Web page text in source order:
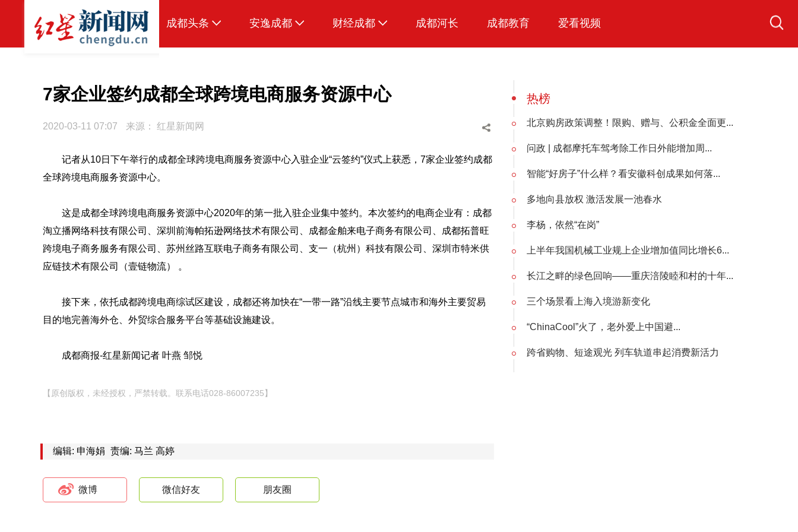
成都头条
本地
头条智造
传真机
公示
安逸成都
美食
财经成都 成都河长 成都教育 爱看视频
7家企业签约成都全球跨境电商服务资源中心
2020-03-11 07:07 来源： 红星新闻网
记者从10日下午举行的成都全球跨境电商服务资源中心入驻企业“云签约”仪式上获悉，7家企业签约成都
全球跨境电商服务资源中心。
这是成都全球跨境电商服务资源中心2020年的第一批入驻企业集中签约。本次签约的电商企业有：成都
淘立播网络科技有限公司、深圳前海帕拓逊网络技术有限公司、成都金舶来电子商务有限公司、成都拓普旺
跨境电子商务服务有限公司、苏州丝路互联电子商务有限公司、支一（杭州）科技有限公司、深圳市特米供
应链技术有限公司（壹链物流） 。
接下来，依托成都跨境电商综试区建设，成都还将加快在“一带一路”沿线主要节点城市和海外主要贸易
目的地完善海外仓、外贸综合服务平台等基础设施建设。
成都商报-红星新闻记者 叶燕 邹悦
【原创版权，未经授权，严禁转载。联系电话028-86007235】
编辑: 申海娟 责编: 马兰 高婷
微博 微信好友 朋友圈
热榜
北京购房政策调整！限购、赠与、公积金全面更...
问政 | 成都摩托车驾考除工作日外能增加周...
智能“好房子”什么样？看安徽科创成果如何落...
多地向县放权 激活发展一池春水
李杨，依然“在岗”
上半年我国机械工业规上企业增加值同比增长6...
长江之畔的绿色回响——重庆涪陵睦和村的十年...
三个场景看上海入境游新变化
“ChinaCool”火了，老外爱上中国避...
跨省购物、短途观光 列车轨道串起消费新活力